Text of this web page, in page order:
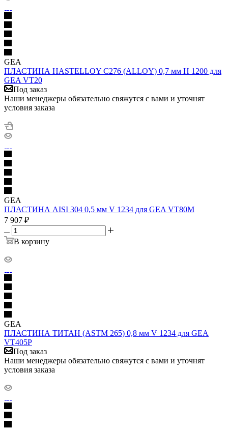
GEA
ПЛАСТИНА HASTELLOY C276 (ALLOY) 0,7 мм H 1200 для
GEA VT20
Под заказ
Наши менеджеры обязательно свяжутся с вами и уточнят
условия заказа
GEA
ПЛАСТИНА AISI 304 0,5 мм V 1234 для GEA VT80M
7 907 ₽
В корзину
GEA
ПЛАСТИНА ТИТАН (ASTM 265) 0,8 мм V 1234 для GEA
VT405P
Под заказ
Наши менеджеры обязательно свяжутся с вами и уточнят
условия заказа